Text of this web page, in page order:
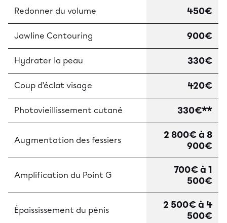
Redonner du volume 450€
Jawline Contouring 900€
Hydrater la peau 330€
Coup d’éclat visage 420€
Photovieillissement cutané 330€**
Augmentation des fessiers
2 800€ à 8
900€
Amplification du Point G
700€ à 1
500€
Épaississement du pénis
2 500€ à 4
500€